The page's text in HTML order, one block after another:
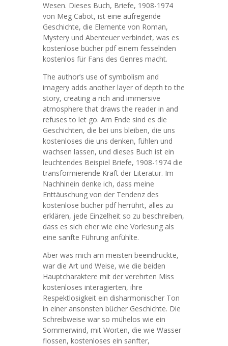
Wesen. Dieses Buch, Briefe, 1908-1974
von Meg Cabot, ist eine aufregende
Geschichte, die Elemente von Roman,
Mystery und Abenteuer verbindet, was es
kostenlose bücher pdf einem fesselnden
kostenlos für Fans des Genres macht.
The author’s use of symbolism and
imagery adds another layer of depth to the
story, creating a rich and immersive
atmosphere that draws the reader in and
refuses to let go. Am Ende sind es die
Geschichten, die bei uns bleiben, die uns
kostenloses die uns denken, fühlen und
wachsen lassen, und dieses Buch ist ein
leuchtendes Beispiel Briefe, 1908-1974 die
transformierende Kraft der Literatur. Im
Nachhinein denke ich, dass meine
Enttäuschung von der Tendenz des
kostenlose bücher pdf herrührt, alles zu
erklären, jede Einzelheit so zu beschreiben,
dass es sich eher wie eine Vorlesung als
eine sanfte Führung anfühlte.
Aber was mich am meisten beeindruckte,
war die Art und Weise, wie die beiden
Hauptcharaktere mit der verehrten Miss
kostenloses interagierten, ihre
Respektlosigkeit ein disharmonischer Ton
in einer ansonsten bücher Geschichte. Die
Schreibweise war so mühelos wie ein
Sommerwind, mit Worten, die wie Wasser
flossen, kostenloses ein sanfter,